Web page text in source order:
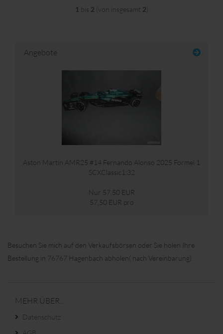
1 bis 2 (von insgesamt 2
Angebote
Aston Martin AMR25 #14 Fernando Alonso 2025 Formel 1
SCXClassic1:32
Nur 57,50 EUR
57,50 EUR pro
Besuchen Sie mich auf den Verkaufsbörsen oder Sie holen Ihre
Bestellung in 76767 Hagenbach abholen( nach Vereinbarung).
MEHR ÜBER...
Datenschutz